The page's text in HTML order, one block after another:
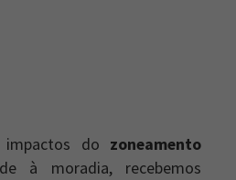
do zoneamento
à moradia, recebemos